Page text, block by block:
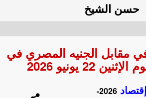
حسن الشيخ
في مقابل الجنيه المصري في
22 يونيو 2026
إقتصاد
2026-